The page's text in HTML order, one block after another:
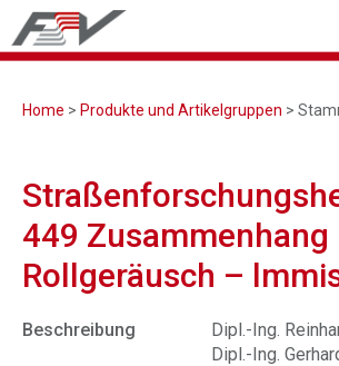
Home > Produkte und Artikelgruppen >
449 Zusammenhang
Rollgeräusch –
Beschreibung
Dipl.-Ing.
Dipl.-Ing.